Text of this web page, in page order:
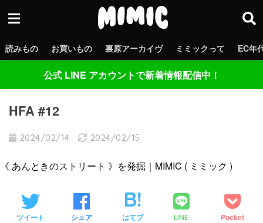
読みもの お買いもの 裏原アーカイヴ ミミックって EC年
公式 LINE アカウントで新着情報配信中！
HFA #12
2024/02/14 2024/02/15
《 あんときのストリート 》を発掘｜MIMIC ( ミミック )
ツイート シェア はてブ LINE Pocket